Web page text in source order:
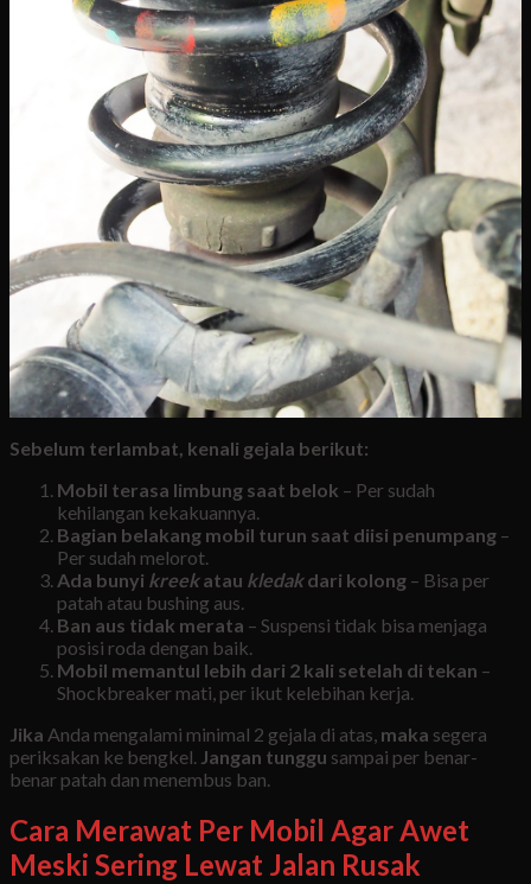
Sebelum terlambat, kenali gejala berikut:
Mobil terasa limbung saat belok – Per sudah
kehilangan kekakuannya.
Bagian belakang mobil turun saat diisi penumpang –
Per sudah melorot.
Ada bunyi kreekatau kledakdari kolong – Bisa per
patah atau bushing aus.
Ban aus tidak merata – Suspensi tidak bisa menjaga
posisi roda dengan baik.
Mobil memantul lebih dari 2 kali setelah di tekan –
Shockbreaker mati, per ikut kelebihan kerja.
Jika Anda mengalami minimal 2 gejala di atas, maka segera
periksakan ke bengkel. Jangan tunggu sampai per benar-
benar patah dan menembus ban.
Cara Merawat Per Mobil Agar Awet
Meski Sering Lewat Jalan Rusak